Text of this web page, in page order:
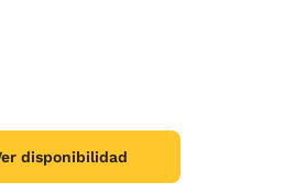
disponibilidad